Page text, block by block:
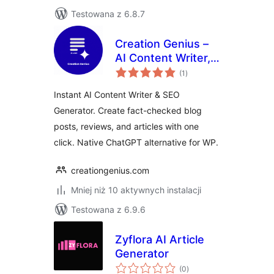
Testowana z 6.8.7
Creation Genius –
AI Content Writer,
SEO Blog
Post
(1 wszystkich
ocen
)
Instant AI Content Writer & SEO
Generator. Create fact-checked blog
posts, reviews, and articles with one
click. Native ChatGPT alternative for WP.
creationgenius.com
Mniej niż 10 aktywnych instalacji
Testowana z 6.9.6
Zyflora AI Article
Generator
(0wszystkich
ocen
)